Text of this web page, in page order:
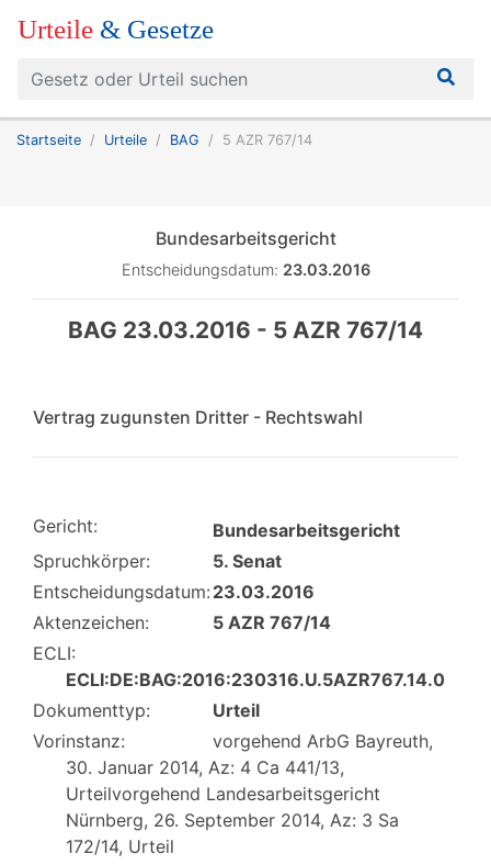
Urteile & Gesetze
Startseite Urteile BAG 5 AZR 767/14
Bundesarbeitsgericht
Entscheidungsdatum: 23.03.2016
BAG 23.03.2016 - 5 AZR 767/14
Vertrag zugunsten Dritter - Rechtswahl
Gericht:
Bundesarbeitsgericht
Spruchkörper:
5. Senat
Entscheidungsdatum: 23.03.2016
Aktenzeichen:
5 AZR 767/14
ECLI:
ECLI:DE:BAG:2016:230316.U.5AZR767.14.0
Dokumenttyp:
Urteil
Vorinstanz:
vorgehend ArbG Bayreuth,
30. Januar 2014, Az: 4 Ca 441/13,
Urteilvorgehend Landesarbeitsgericht
Nürnberg, 26. September 2014, Az: 3 Sa
172/14, Urteil